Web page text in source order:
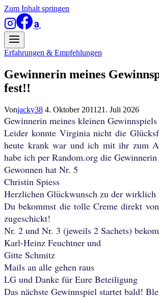
Zum Inhalt springen
Erfahrungen & Empfehlungen
Gewinnerin meines
fest!!
Vonjacky38 4. Oktober 2011 21. Juli 2026
Gewinnerin meines kleinen
Leider konnte Virginia nicht die
heute krank war und ich mit ihr zum
habe ich per Random.org die
Gewonnen hat Nr. 5
Christin Spiess
Herzlichen Glückwunsch zu der
Du bekommst die tolle Creme direkt
zugeschickt!
Nr. 2 und Nr. 3 (jeweils 2 Sachets)
Karl-Heinz Feuchtner und
Gitte Schmitz
Mails an alle gehen raus
LG und Danke für Eure Beteiligung
Das nächste Gewinnspiel startet bald!